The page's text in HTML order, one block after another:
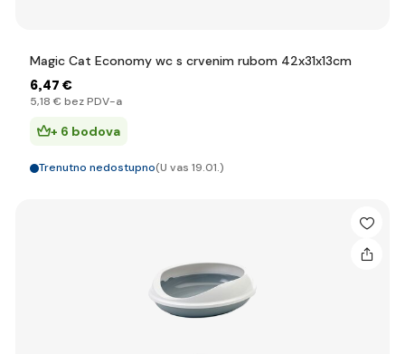
Magic Cat Economy wc s crvenim rubom 42x31x13cm
6,47 €
5,18 € bez PDV-a
+ 6 bodova
Trenutno nedostupno(U vas 19.01.)